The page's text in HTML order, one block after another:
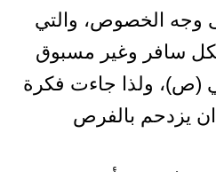
وجه الخصوص، والتي
سافر وغير مسبوق
(ص)، ولذا جاءت فكرة
يزدحم بالفرص